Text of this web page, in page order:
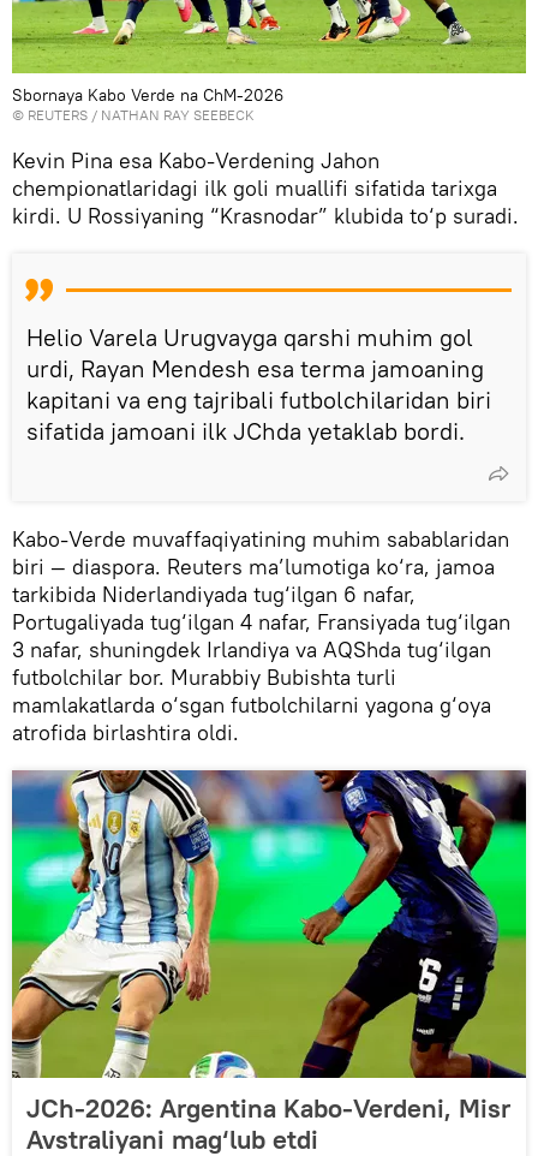
Sbornaya Kabo Verde na ChM-2026
© REUTERS / NATHAN RAY SEEBECK
Kevin Pina esa Kabo-Verdening Jahon
chempionatlaridagi ilk goli muallifi sifatida tarixga
kirdi. U Rossiyaning “Krasnodar” klubida to‘p suradi.
Helio Varela Urugvayga qarshi muhim gol
urdi, Rayan Mendesh esa terma jamoaning
kapitani va eng tajribali futbolchilaridan biri
sifatida jamoani ilk JChda yetaklab bordi.
Kabo-Verde muvaffaqiyatining muhim sabablaridan
biri — diaspora. Reuters ma’lumotiga ko‘ra, jamoa
tarkibida Niderlandiyada tug‘ilgan 6 nafar,
Portugaliyada tug‘ilgan 4 nafar, Fransiyada tug‘ilgan
3 nafar, shuningdek Irlandiya va AQShda tug‘ilgan
futbolchilar bor. Murabbiy Bubishta turli
mamlakatlarda o‘sgan futbolchilarni yagona g‘oya
atrofida birlashtira oldi.
JCh-2026: Argentina Kabo-Verdeni, Misr
Avstraliyani mag‘lub etdi